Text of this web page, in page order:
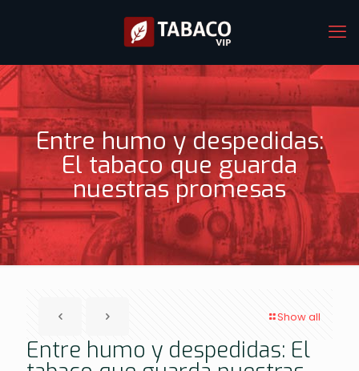
Entre humo y despedidas:
El tabaco que guarda
nuestras promesas
Show all
Entre humo y despedidas: El